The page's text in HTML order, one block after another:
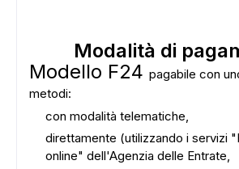
Modalità di
Modello F24 pagabile con
metodi:
con modalità telematiche,
direttamente (utilizzando i servizi
online" dell'Agenzia delle Entrate,